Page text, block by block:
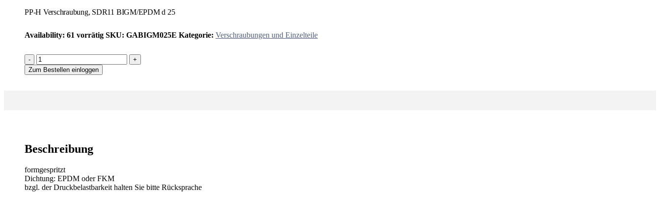
PP-H Verschraubung, SDR11 BIGM/EPDM d 25
Availability: 61 vorrätig SKU: GABIGM025E Kategorie: Verschraubungen und Einzelteile
-
+
Zum Bestellen einloggen
Beschreibung
formgespritzt
Dichtung: EPDM oder FKM
bzgl. der Druckbelastbarkeit halten Sie bitte Rücksprache